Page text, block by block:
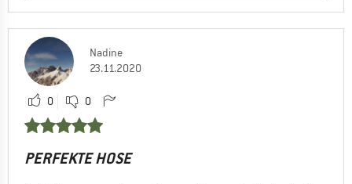
Nadine
23.11.2020
0 0
PERFEKTE HOSE